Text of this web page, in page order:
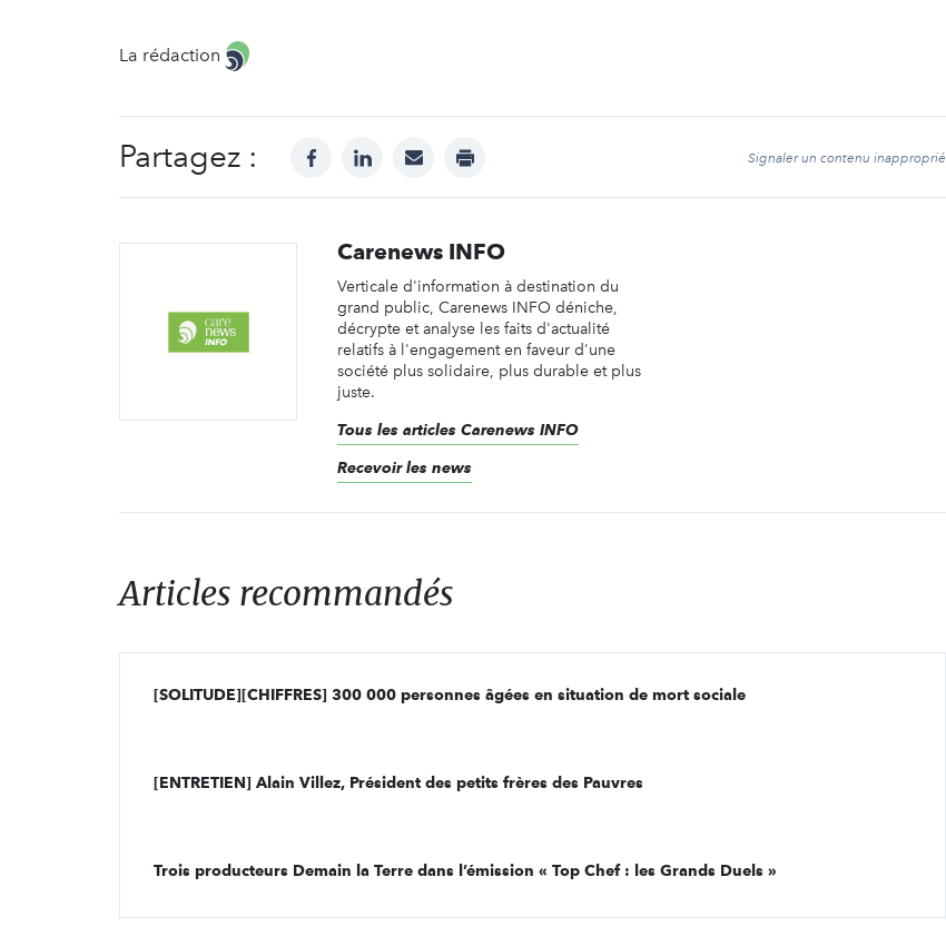
La rédaction
Partagez : facebooklinkedinmail print Signaler un contenu inapproprié
Carenews INFO
Verticale d'information à destination du
grand public, Carenews INFO déniche,
décrypte et analyse les faits d'actualité
relatifs à l'engagement en faveur d'une
société plus solidaire, plus durable et plus
juste.
Tous les articles Carenews INFO
Recevoir les news
Articles recommandés
[SOLITUDE][CHIFFRES] 300 000 personnes âgées en situation de mort sociale
[ENTRETIEN] Alain Villez, Président des petits frères des Pauvres
Trois producteurs Demain la Terre dans l’émission « Top Chef : les Grands Duels »